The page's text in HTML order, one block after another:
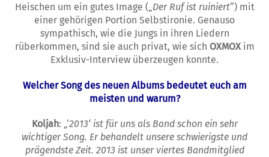
Heischen um ein gutes Image („ Der Ruf ist ruiniert“) mit
einer gehörigen Portion Selbstironie. Genauso
sympathisch, wie die Jungs in ihren Liedern
rüberkommen, sind sie auch privat, wie sich OXMOXim
Exklusiv-Interview überzeugen konnte.
Welcher Song des neuen Albums bedeutet euch am
meisten und warum?
Koljah: „‘2013‘ ist für uns als Band schon ein sehr
wichtiger Song. Er behandelt unsere schwierigste und
prägendste Zeit. 2013 ist unser viertes Bandmitglied